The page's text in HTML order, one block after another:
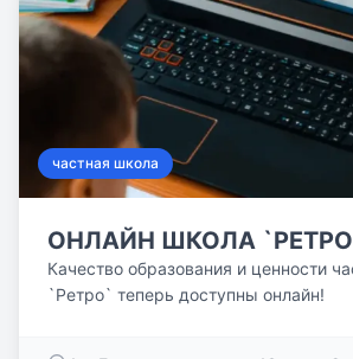
частная школа
ОНЛАЙН ШКОЛА
Качество образования и ценности
`Ретро` теперь доступны онлайн!